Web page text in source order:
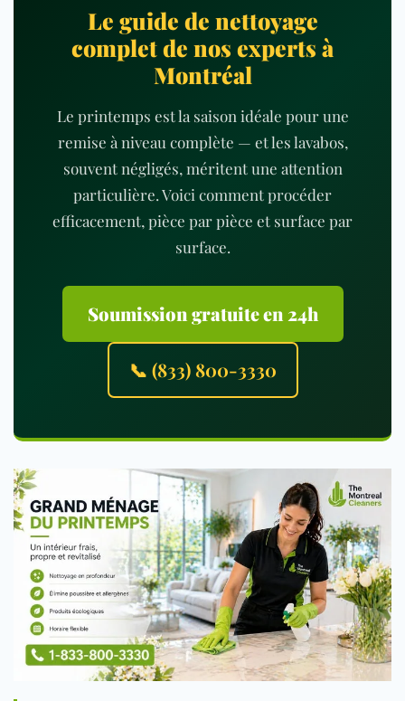
Le guide de nettoyage
complet de nos experts à
Montréal
Le printemps est la saison idéale pour une
remise à niveau complète — et les lavabos,
souvent négligés, méritent une attention
particulière. Voici comment procéder
efficacement, pièce par pièce et surface par
surface.
Soumission gratuite en 24h
📞 (833) 800-3330